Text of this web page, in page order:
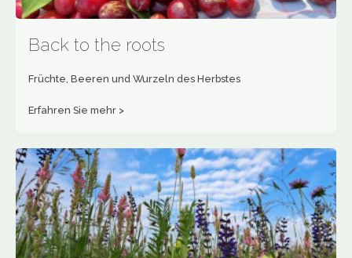
Back to the roots
Früchte, Beeren und Wurzeln des Herbstes
Erfahren Sie mehr >